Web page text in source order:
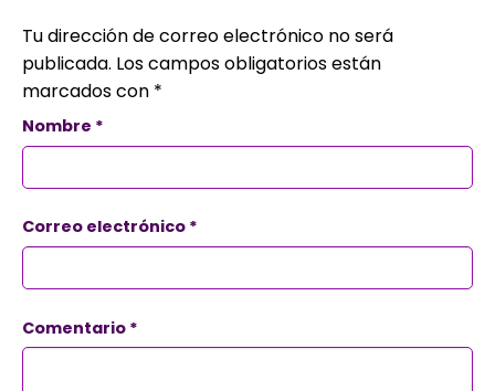
Tu dirección de correo electrónico no será
publicada. Los campos obligatorios están
marcados con *
Nombre *
Correo electrónico *
Comentario *